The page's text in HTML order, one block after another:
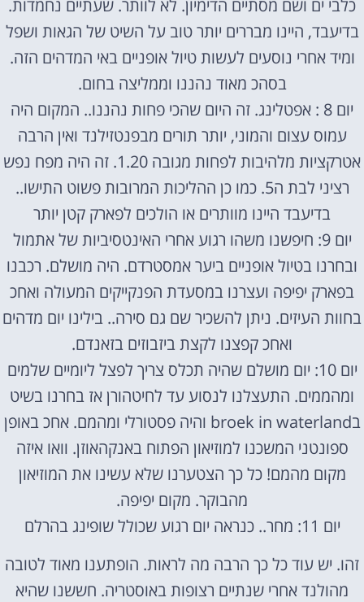
כלבי ים ושם מסתיים הדימיון. לא לוותר. שעתיים נחמדות.
בדיעבד, היינו מבררים יותר טוב על השיט של הגאות ושפל
ומיד אחרי נוסעים לעשות טיול אופניים באי המדהים הזה.
בסהכ מאוד נהננו וממליצה בחום.
יום 8 : אפטלינג. זה היום שהכי פחות נהננו.. המקום היה
עמוס עצום והמוני, יותר תורים מבפנטזילנד ואין הרבה
אטרקציות מלהיבות לפחות מגובה 1.20. זה היה מפח נפש
רציני לבת ה5. כמו כן ההליכות המרובות פשוט התישו..
בדיעבד היינו מוותרים או הולכים לפארק קטן יותר
יום 9: חיפשנו משהו רגוע אחרי האינטסיביות של אתמול
ובחרנו בטיול אופניים ביער אמסטרדם. היה מושלם. רכבנו
בפארק יפיפה ועצרנו במסעדת הפנקייקים המעולה ואחכ
בחוות העיזים. ניתן להשכיר שם גם סירה.. בילינו יום מדהים
ואחכ קפצנו לקצת ביזבוזים בזאנדם.
יום 10: יום מושלם שהיה תכלס צריך לפצל ליומיים שלמים
ומהממים. התעצלנו לנסוע עד לחיטהורן אז בחרנו בשיט
בbroek in waterland והיה פסטורלי ומהמם. אחכ באופן
ספונטני המשכנו למוזיאון הפתוח באנקהאוזן. וואו איזה
מקום מהמם! כל כך הצטערנו שלא עשינו את המוזיאון
מהבוקר. מקום יפיפה.
יום 11: מחר.. כנראה יום רגוע שכולל שופינג בהרלם
זהו. יש עוד כל כך הרבה מה לראות. הופתענו מאוד לטובה
מהולנד אחרי שנתיים רצופות באוסטריה. חששנו שהיא